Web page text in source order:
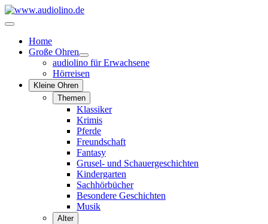
Home
Große Ohren
audiolino für Erwachsene
Hörreisen
Kleine Ohren
Themen
Klassiker
Krimis
Pferde
Freundschaft
Fantasy
Grusel- und Schauergeschichten
Kindergarten
Sachhörbücher
Besondere Geschichten
Musik
Alter